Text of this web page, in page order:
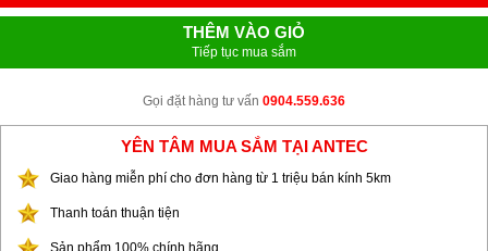
THÊM VÀO GIỎ
Tiếp tục mua sắm
Gọi đặt hàng tư vấn 0904.559.636
YÊN TÂM MUA SẮM TẠI ANTEC
Giao hàng miễn phí cho đơn hàng từ 1 triệu bán kính 5km
Thanh toán thuận tiện
Sản phẩm 100% chính hãng